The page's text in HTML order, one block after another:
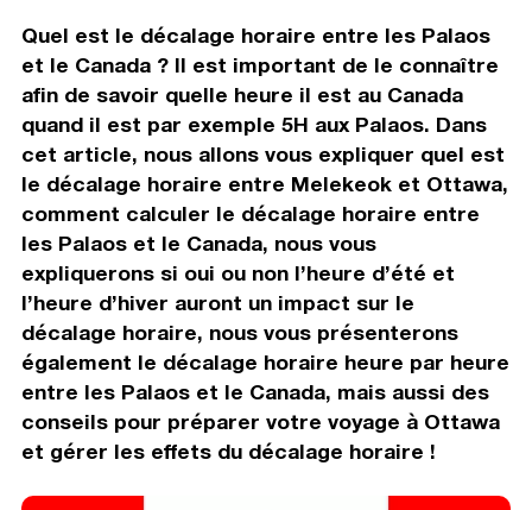
Quel est le décalage horaire entre les Palaos
et le Canada ? Il est important de le connaître
afin de savoir quelle heure il est au Canada
quand il est par exemple 5H aux Palaos. Dans
cet article, nous allons vous expliquer quel est
le décalage horaire entre Melekeok et Ottawa,
comment calculer le décalage horaire entre
les Palaos et le Canada, nous vous
expliquerons si oui ou non l’heure d’été et
l’heure d’hiver auront un impact sur le
décalage horaire, nous vous présenterons
également le décalage horaire heure par heure
entre les Palaos et le Canada, mais aussi des
conseils pour préparer votre voyage à Ottawa
et gérer les effets du décalage horaire !